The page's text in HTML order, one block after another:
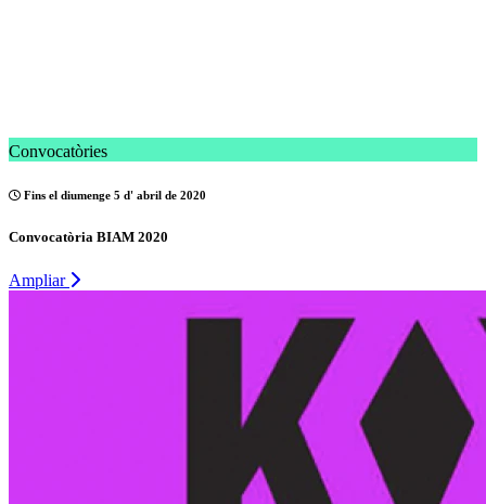
Convocatòries
Fins el diumenge 5 d' abril de 2020
Convocatòria BIAM 2020
Ampliar